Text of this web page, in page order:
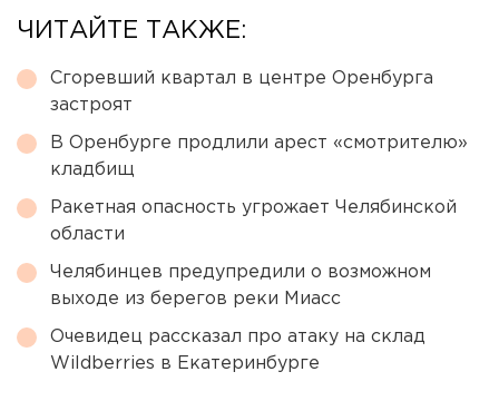
ЧИТАЙТЕ ТАКЖЕ:
Сгоревший квартал в центре Оренбурга
застроят
В Оренбурге продлили арест «смотрителю»
кладбищ
Ракетная опасность угрожает Челябинской
области
Челябинцев предупредили о возможном
выходе из берегов реки Миасс
Очевидец рассказал про атаку на склад
Wildberries в Екатеринбурге